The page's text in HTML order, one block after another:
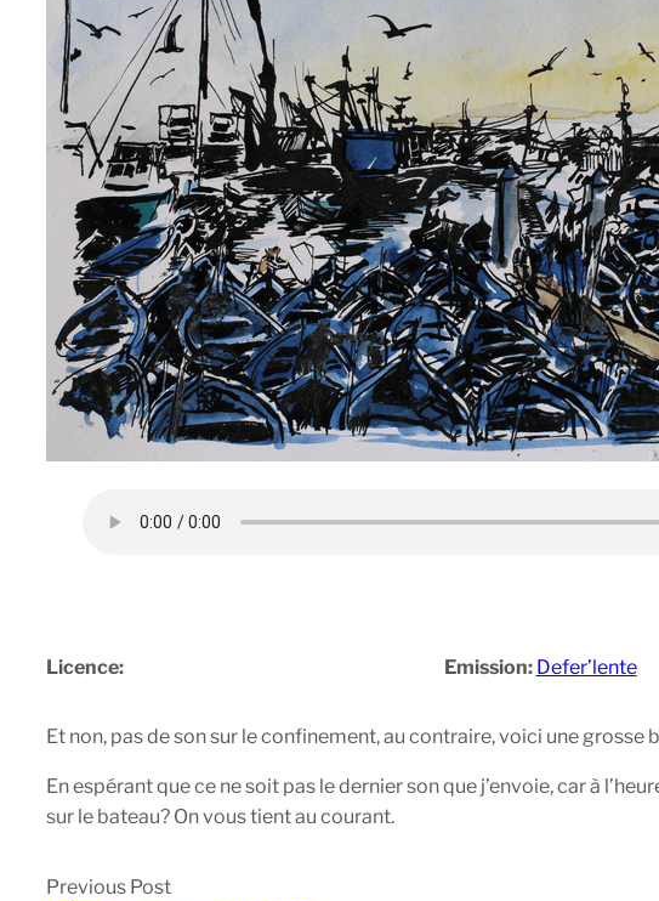
Licence: Emission: Defer’lente
Et non, pas de son sur le confinement, au contraire, voici une grosse
En espérant que ce ne soit pas le dernier son que j’envoie, car à
sur le bateau? On vous tient au courant.
Previous Post